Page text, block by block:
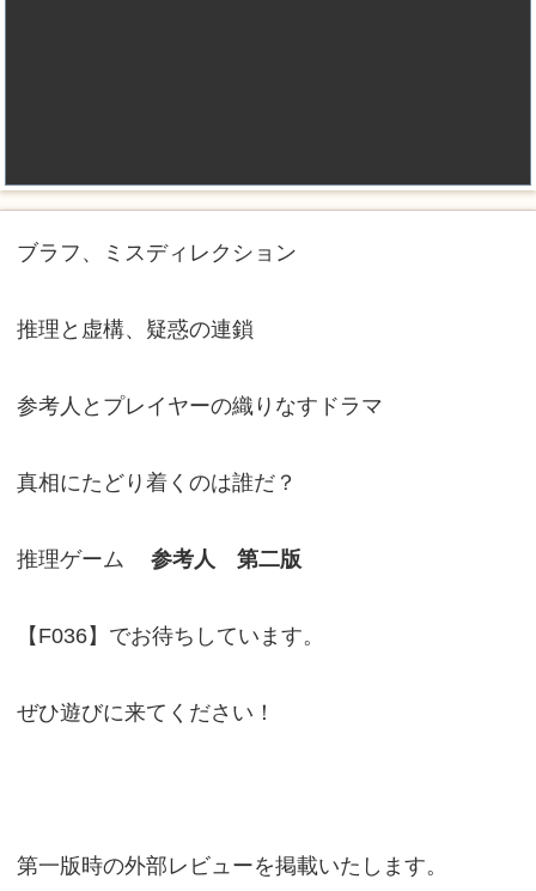
ブラフ、ミスディレクション
推理と虚構、疑惑の連鎖
参考人とプレイヤーの織りなすドラマ
真相にたどり着くのは誰だ？
推理ゲーム 参考人 第二版
【F036】でお待ちしています。
ぜひ遊びに来てください！
第一版時の外部レビューを掲載いたします。